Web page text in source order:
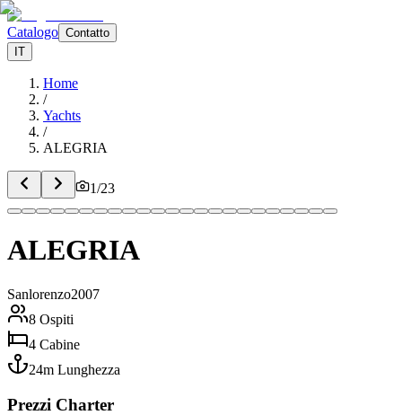
Catalogo Contatto
IT
Home
/
Yachts
/
ALEGRIA
1/23
ALEGRIA
Sanlorenzo2007
8 Ospiti
4 Cabine
24m Lunghezza
Prezzi Charter